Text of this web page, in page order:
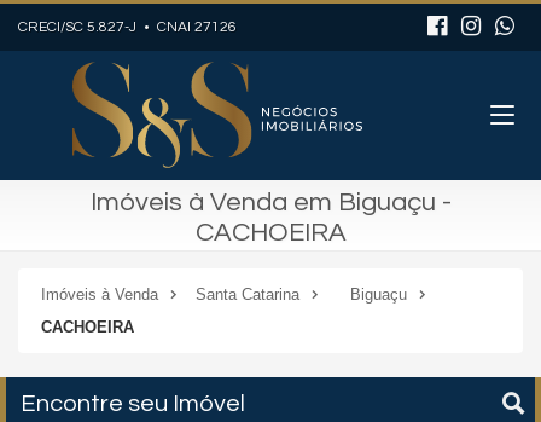
CRECI/SC 5.827-J • CNAI 27126
Imóveis à Venda em Biguaçu -
CACHOEIRA
Imóveis à Venda Santa Catarina
Biguaçu
CACHOEIRA
Encontre seu Imóvel